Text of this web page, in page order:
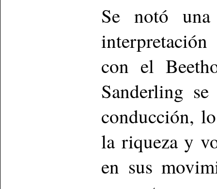
Se notó
con el
Sanderling
conducción,
la riqueza y
en sus